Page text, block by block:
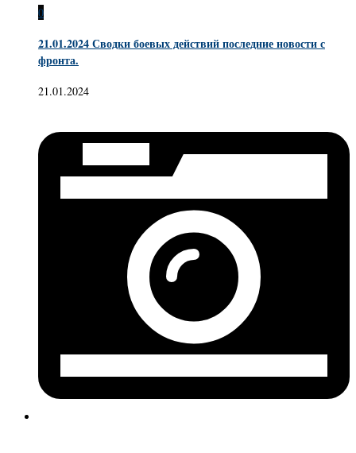
0
21.01.2024 Сводки боевых действий последние новости с
фронта.
21.01.2024